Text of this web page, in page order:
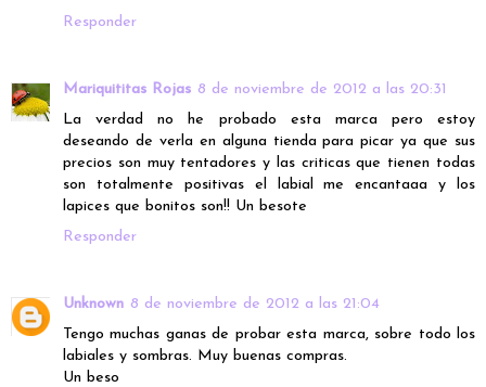
Responder
Mariquititas Rojas 8 de noviembre de 2012 a las 20:31
La verdad no he probado esta marca pero estoy
deseando de verla en alguna tienda para picar ya que sus
precios son muy tentadores y las criticas que tienen todas
son totalmente positivas el labial me encantaaa y los
lapices que bonitos son!! Un besote
Responder
Unknown 8 de noviembre de 2012 a las 21:04
Tengo muchas ganas de probar esta marca, sobre todo los
labiales y sombras. Muy buenas compras.
Un beso